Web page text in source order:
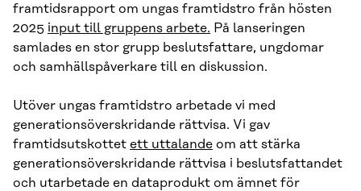
framtidsrapport om ungas framtidstro från hösten
2025 input till gruppens arbete. På lanseringen
samlades en stor grupp beslutsfattare, ungdomar
och samhällspåverkare till en diskussion.
Utöver ungas framtidstro arbetade vi med
generationsöverskridande rättvisa. Vi gav
framtidsutskottet ett uttalande om att stärka
generationsöverskridande rättvisa i beslutsfattandet
och utarbetade en dataprodukt om ämnet för